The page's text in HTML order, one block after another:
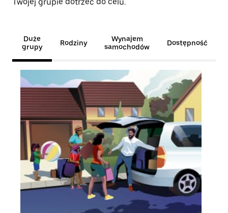
Duże
grupy
Rodziny
Wynajem
samochodów
Dostępność